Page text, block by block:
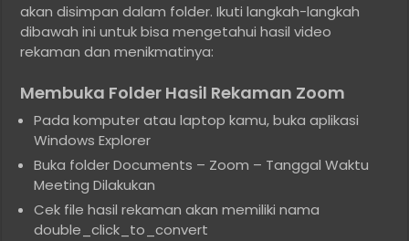
akan disimpan dalam folder. Ikuti langkah-langkah
dibawah ini untuk bisa mengetahui hasil video
rekaman dan menikmatinya:
Membuka Folder Hasil Rekaman Zoom
Pada komputer atau laptop kamu, buka aplikasi
Windows Explorer
Buka folder Documents – Zoom – Tanggal Waktu
Meeting Dilakukan
Cek file hasil rekaman akan memiliki nama
double_click_to_convert